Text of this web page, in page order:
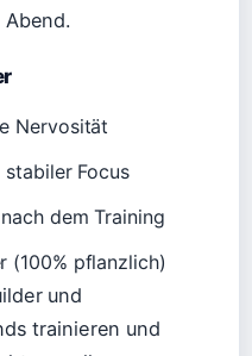
Nervosität
Focus
dem Training
(100% pflanzlich)
und
trainieren und